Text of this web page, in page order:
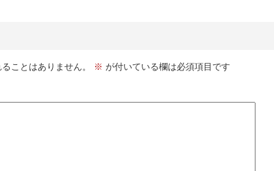
ことはありません。 ※ が付いている欄は必須項目です